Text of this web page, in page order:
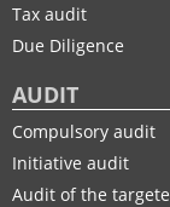
Tax audit
Due Diligence
AUDIT
Compulsory audit
Initiative audit
Audit of the